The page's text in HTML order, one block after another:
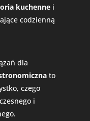
kuchennei
codzienną
dla
to
czego
i